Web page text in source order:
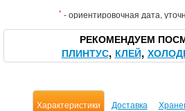
* - ориентировочная дата,
РЕКОМЕНДУЕМ
ПЛИНТУС КЛЕЙ
Характеристики Доставка